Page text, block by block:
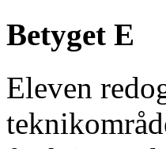
Betyget E
Eleven